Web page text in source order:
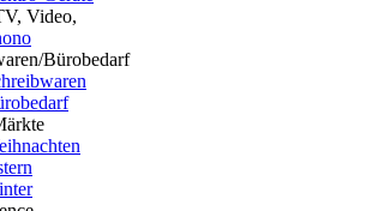
Video,
Bürobedarf